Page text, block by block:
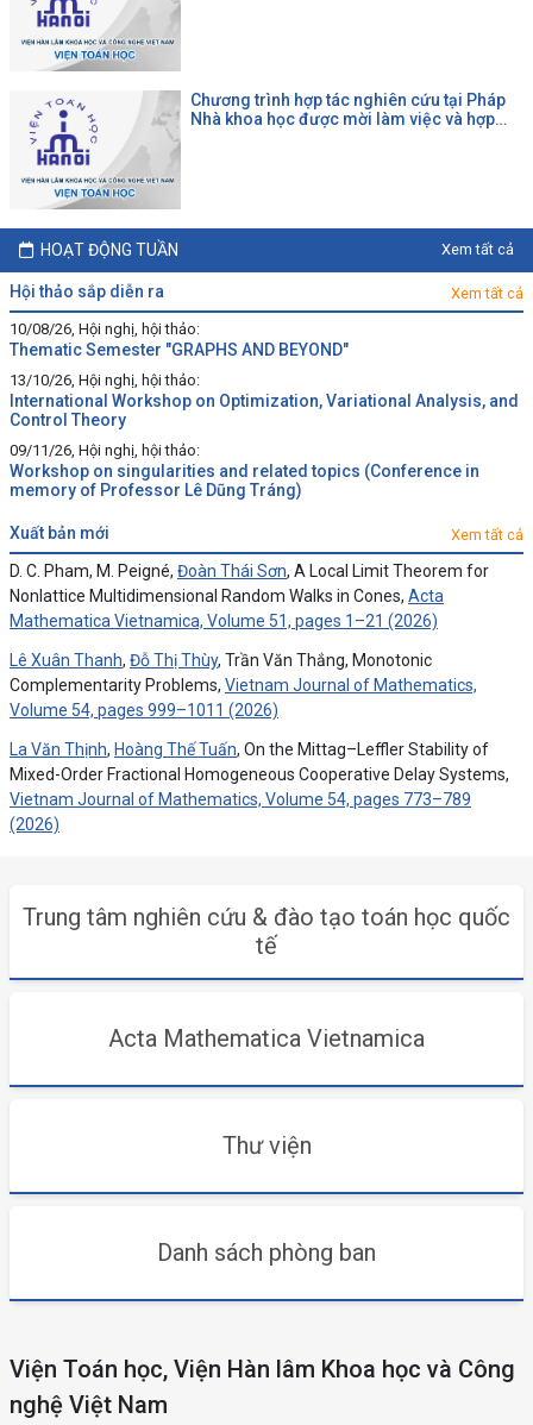
Chương trình hợp tác nghiên cứu tại Pháp
Nhà khoa học được mời làm việc và hợp
HOẠT ĐỘNG TUẦN Xem tất cả
hội thảo sắp diễn ra
Xem tất cả
10/08/26, Hội nghị, hội thảo:
Thematic Semester "GRAPHS AND BEYOND"
13/10/26, Hội nghị, hội thảo:
International Workshop on Optimization, Variational Analysis, and
Control Theory
09/11/26, Hội nghị, hội thảo:
Workshop on singularities and related topics (Conference in
memory of Professor Lê Dũng Tráng)
xuất bản mới Xem tất cả
D. C. Pham, M. Peigné, Đoàn Thái Sơn, A Local Limit Theorem for
Nonlattice Multidimensional Random Walks in Cones, Acta
Mathematica Vietnamica, Volume 51, pages 1–21 (2026)
Lê Xuân Thanh, Đỗ Thị Thùy, Trần Văn Thắng, Monotonic
Complementarity Problems, Vietnam Journal of Mathematics,
Volume 54, pages 999–1011 (2026)
La Văn Thịnh, Hoàng Thế Tuấn, On the Mittag–Leffler Stability of
Mixed-Order Fractional Homogeneous Cooperative Delay Systems,
Vietnam Journal of Mathematics, Volume 54, pages 773–789
(2026)
Trung tâm nghiên cứu & đào tạo toán học quốc
tế
Acta Mathematica Vietnamica
Thư viện
Danh sách phòng ban
Viện Toán học, Viện Hàn lâm Khoa học và Công
nghệ Việt Nam